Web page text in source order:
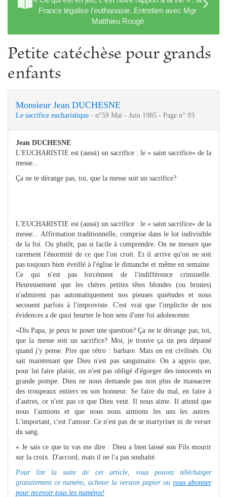
France légalise l'euthanasie. Entretien avec Mgr
Matthieu Rougé
Petite catéchèse pour grands
enfants
Monsieur Jean DUCHESNE
Le sacrifice eucharistique - n°59 Mai - Juin 1985 - Page n° 93
Jean DUCHESNE
L'EUCHARISTIE est (aussi) un sacrifice : le « saint sacrifice» de la
messe...
Ça ne te dérange pas, toi, que la messe soit un sacrifice?
L'EUCHARISTIE est (aussi) un sacrifice : le « saint sacrifice» de la
messe... Affirmation traditionnelle, comprise dans le lot indivisible
de la foi. Ou plutôt, pas si facile à comprendre. On ne mesure que
rarement l'énormité de ce que l'on croit. Et il arrive qu'on ne soit
pas toujours bien éveillé à l'église le dimanche et même en semaine.
Ce qui n'est pas forcément de l'indifférence criminelle.
Heureusement que les chères petites têtes blondes (ou brunes)
n'admirent pas automatiquement nos pieuses quiétudes et nous
secouent parfois à l'improviste. C'est vrai que l'implicite de nos
évidences a de quoi heurter le bon sens d'une foi adolescente.
«Dis Papa, je peux te poser une question? Ça ne te dérange pas, toi,
que la messe soit un sacrifice? Moi, je trouve ça un peu dépassé
quand j'y pense. Pire que rétro : barbare. Mais on est civilisés. On
sait maintenant que Dieu n'est pas sanguinaire. On a appris que,
pour lui faire plaisir, on n'est pas obligé d'égorger des innocents en
grande pompe. Dieu ne nous demande pas non plus de massacrer
des troupeaux entiers en son honneur. Se faire du mal, en faire à
d'autres, ce n'est pas ce que Dieu veut. Il nous aime. Il attend que
nous l'aimions et que nous nous aimions les uns les autres.
L'important, c'est l'amour. Ce n'est pas de se martyriser ni de verser
du sang.
« Je sais ce que tu vas me dire : Dieu a bien laissé son Fils mourir
sur la croix. D'accord, mais il ne l'a pas souhaité.
Pour lire la suite de cet article, vous pouvez télécharger
gratuitement ce numéro, acheter la version papier ou vous abonner
pour recevoir tous les numéros!